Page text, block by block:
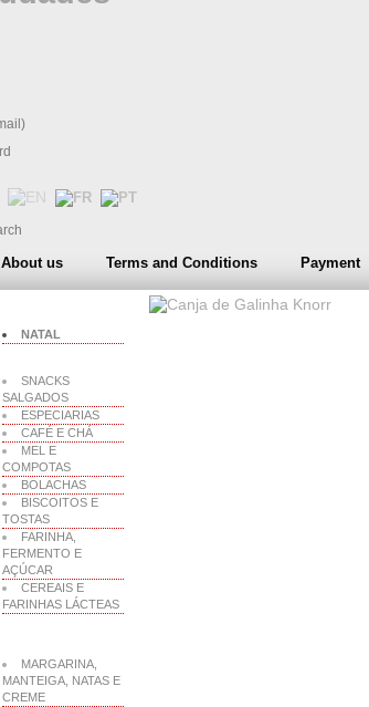
About us Terms and Conditions Payment
NATAL
SNACKS
SALGADOS
ESPECIARIAS
CAFÉ E CHÁ
MEL E
COMPOTAS
BOLACHAS
BISCOITOS E
TOSTAS
FARINHA,
FERMENTO E
AÇÚCAR
CEREAIS E
FARINHAS LÁCTEAS
MARGARINA,
MANTEIGA, NATAS E
CREME